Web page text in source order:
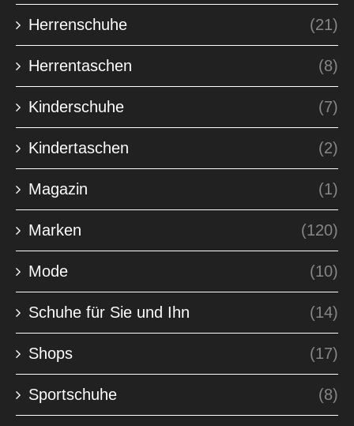
Herrenschuhe (21)
Herrentaschen (8)
Kinderschuhe (7)
Kindertaschen (2)
Magazin (1)
Marken (120)
Mode (10)
Schuhe für Sie und Ihn (14)
Shops (17)
Sportschuhe (8)